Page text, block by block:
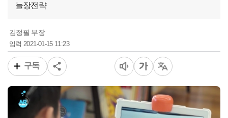
늘장전략
김정필 부장
입력 2021-01-15 11:23
구독